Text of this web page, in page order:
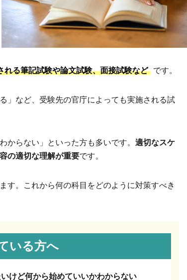
れる筆記試験や論文試験、面接試験など です。
」など、受験先の官庁によっても実施される試
からない」といった方も多いです。 適切なスケ
の適切な理解が重要です。
す。これから何の科目をどのように対策すべき
いる方へ
けど何から始めていいかわからない